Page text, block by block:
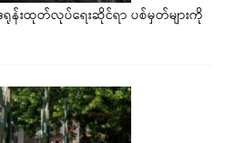
န်းထုတ်လုပ်ရေးဆိုင်ရာ ပစ်မှတ်များကို